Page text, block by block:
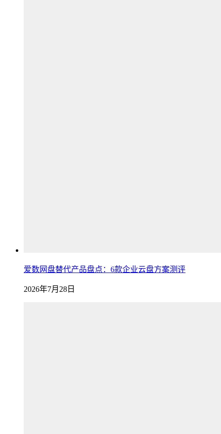
爱数网盘替代产品盘点：6款企业云盘方案测评
2026年7月28日